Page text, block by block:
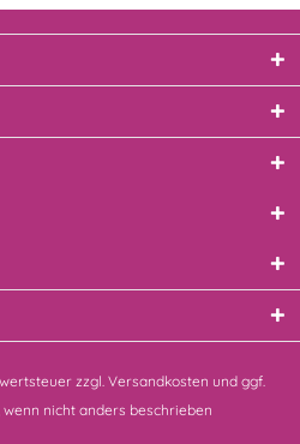
zzgl. Versandkosten und ggf.
nicht anders beschrieben